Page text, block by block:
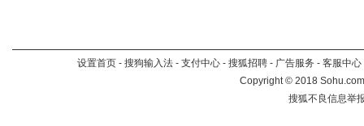
设置首页 - 搜狗输入法 - 支付中心 - 搜狐招聘 - 广告服务 - 客服中心
Copyright©2018
搜狐不良信息举